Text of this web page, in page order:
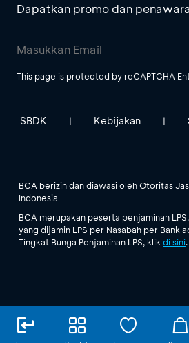
Dapatkan promo dan
This page is protected by reCAPTCHA
SBDK | Kebijakan |
BCA berizin dan diawasi oleh Otoritas
Indonesia
BCA merupakan peserta penjaminan
yang dijamin LPS per Nasabah per Bank
Tingkat Bunga Penjaminan LPS, klik di sini.